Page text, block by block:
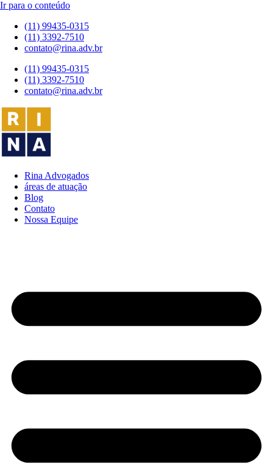
Ir para o conteúdo
(11) 99435-0315
(11) 3392-7510
contato@rina.adv.br
(11) 99435-0315
(11) 3392-7510
contato@rina.adv.br
Rina Advogados
áreas de atuação
Blog
Contato
Nossa Equipe